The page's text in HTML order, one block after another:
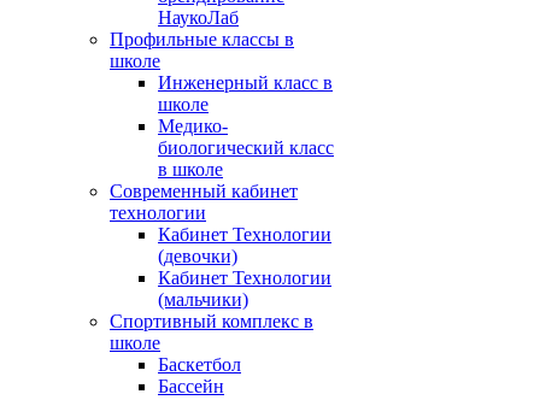
НаукоЛаб
Профильные классы в
школе
Инженерный класс в
школе
Медико-
биологический класс
в школе
Современный кабинет
технологии
Кабинет Технологии
(девочки)
Кабинет Технологии
(мальчики)
Спортивный комплекс в
школе
Баскетбол
Бассейн